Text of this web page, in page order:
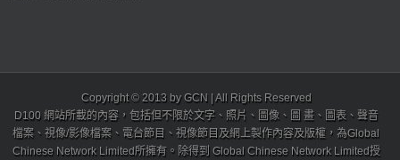
Copyright © 2013 by GCN | All Rights Reserved
D100 網站所載的內容，包括但不限於文字、照片、圖像、圖 畫、圖表、聲音
檔案、視像/影像檔案、電台節目、視像節目及網上製作內容及版權，為Global
Chinese Network Limited所擁有。除得到 Global Chinese Network Limited授